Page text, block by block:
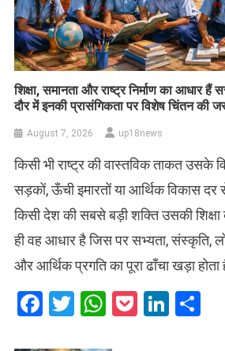
शिक्षा, समानता और राष्ट्र निर्माण का आधार हैं
दौर में इनकी प्रासंगिकता पर विशेष चिंतन की
August 7, 2026 up18news
किसी भी राष्ट्र की वास्तविक ताकत उसके
सड़कों, ऊँची इमारतों या आर्थिक विकास दर
किसी देश की सबसे बड़ी शक्ति उसकी शिक्षा
ही वह आधार है जिस पर सभ्यता, संस्कृति,
और आर्थिक प्रगति का पूरा ढाँचा खड़ा होता
Facebook
Twitter
WhatsApp
Pocket